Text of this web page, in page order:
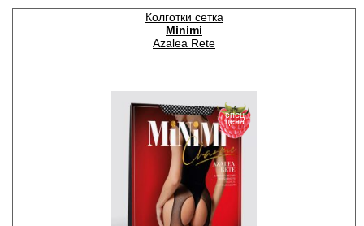
Плотность -1ден
Лайкра 10%
Полиамид 90%
Колготки сетка
Minimi
Azalea Rete
спец
цена